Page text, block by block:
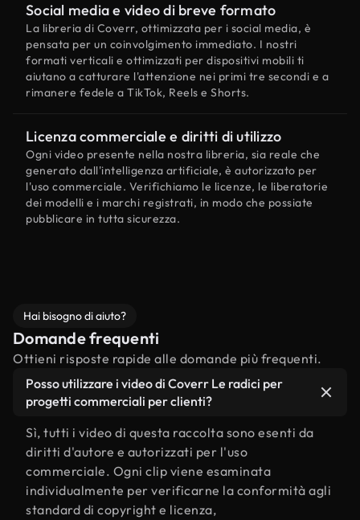
Social media e video di breve formato
La libreria di Coverr, ottimizzata per i social media, è
pensata per un coinvolgimento immediato. I nostri
formati verticali e ottimizzati per dispositivi mobili ti
aiutano a catturare l'attenzione nei primi tre secondi e a
rimanere fedele a TikTok, Reels e Shorts.
Licenza commerciale e diritti di utilizzo
Ogni video presente nella nostra libreria, sia reale che
generato dall'intelligenza artificiale, è autorizzato per
l'uso commerciale. Verifichiamo le licenze, le liberatorie
dei modelli e i marchi registrati, in modo che possiate
pubblicare in tutta sicurezza.
Hai bisogno di aiuto?
Domande frequenti
Ottieni risposte rapide alle domande più frequenti.
Posso utilizzare i video di Coverr Le radici per
progetti commerciali per clienti?
Sì, tutti i video di questa raccolta sono esenti da
diritti d'autore e autorizzati per l'uso
commerciale. Ogni clip viene esaminata
individualmente per verificarne la conformità agli
standard di copyright e licenza,